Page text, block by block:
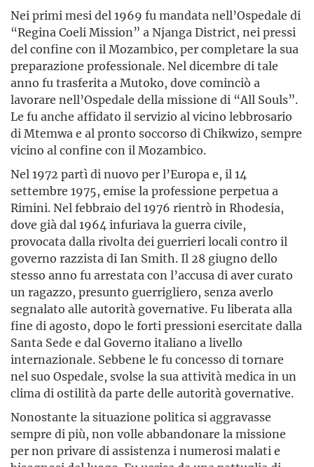
Nei primi mesi del 1969 fu mandata nell’Ospedale di
“Regina Coeli Mission” a Njanga District, nei pressi
del confine con il Mozambico, per completare la sua
preparazione professionale. Nel dicembre di tale
anno fu trasferita a Mutoko, dove cominciò a
lavorare nell’Ospedale della missione di “All Souls”.
Le fu anche affidato il servizio al vicino lebbrosario
di Mtemwa e al pronto soccorso di Chikwizo, sempre
vicino al confine con il Mozambico.
Nel 1972 partì di nuovo per l’Europa e, il 14
settembre 1975, emise la professione perpetua a
Rimini. Nel febbraio del 1976 rientrò in Rhodesia,
dove già dal 1964 infuriava la guerra civile,
provocata dalla rivolta dei guerrieri locali contro il
governo razzista di Ian Smith. Il 28 giugno dello
stesso anno fu arrestata con l’accusa di aver curato
un ragazzo, presunto guerrigliero, senza averlo
segnalato alle autorità governative. Fu liberata alla
fine di agosto, dopo le forti pressioni esercitate dalla
Santa Sede e dal Governo italiano a livello
internazionale. Sebbene le fu concesso di tornare
nel suo Ospedale, svolse la sua attività medica in un
clima di ostilità da parte delle autorità governative.
Nonostante la situazione politica si aggravasse
sempre di più, non volle abbandonare la missione
per non privare di assistenza i numerosi malati e